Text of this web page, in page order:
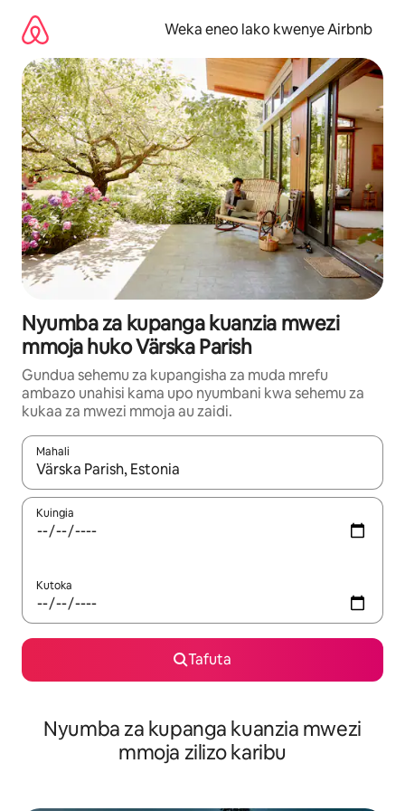
kwenda
kwenye
maudhui
Weka eneo lako kwenye Airbnb
Nyumba za kupanga kuanzia mwezi
mmoja huko Värska Parish
Gundua sehemu za kupangisha za muda mrefu
ambazo unahisi kama upo nyumbani kwa sehemu za
kukaa za mwezi mmoja au zaidi.
Mahali
Wakati matokeo yanapatikana, vinjari kwa kutumia vitufe vya
Kuingia
Kutoka
Tafuta
Nyumba za kupanga kuanzia mwezi
mmoja zilizo karibu